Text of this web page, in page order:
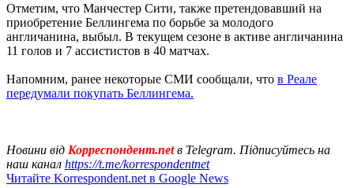
Отметим, что Манчестер Сити, также претендовавший на
приобретение Беллингема по борьбе за молодого
англичанина, выбыл. В текущем сезоне в активе англичанина
11 голов и 7 ассистистов в 40 матчах.
Напомним, ранее некоторые СМИ сообщали, что в Реале
передумали покупать Беллингема.
Новини від Корреспондент.netв Telegram. Підписуйтесь на
наш канал https://t.me/korrespondentnet
Читайте Korrespondent.net в Google News